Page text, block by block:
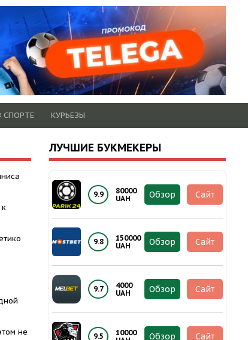
СПОРТЕ КУРЬЕЗЫ
не
ЛУЧШИЕ БУКМЕКЕРЫ
9.9
80000
UAH
Обзор Сайт
9.8
150000
UAH
Обзор Сайт
9.7
4000
UAH
Обзор Сайт
9.5
10000
Обзор Сайт